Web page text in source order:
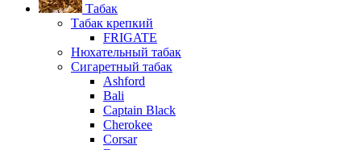
Табак
Табак крепкий
FRIGATE
Нюхательный табак
Сигаретный табак
Ashford
Bali
Captain Black
Cherokee
Corsar